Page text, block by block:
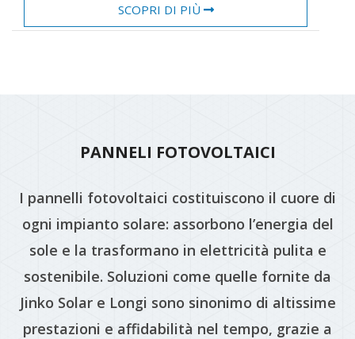
SCOPRI DI PIÙ
PANNELI FOTOVOLTAICI
I pannelli fotovoltaici costituiscono il cuore di
ogni impianto solare: assorbono l’energia del
sole e la trasformano in elettricità pulita e
sostenibile. Soluzioni come quelle fornite da
Jinko Solar e Longi sono sinonimo di altissime
prestazioni e affidabilità nel tempo, grazie a